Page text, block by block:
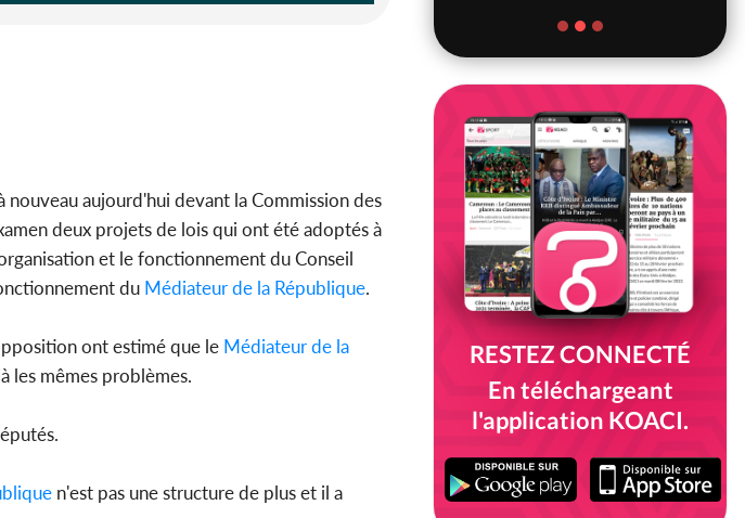
aujourd'hui devant la Commission des
deux projets de lois qui ont été adoptés à
et le fonctionnement du Conseil
du Médiateur de la République.
ont estimé que le Médiateur de la
les mêmes problèmes.
n'est pas une structure de plus et il a
RESTEZ CONNECTÉ
En téléchargeant
l'application KOACI.